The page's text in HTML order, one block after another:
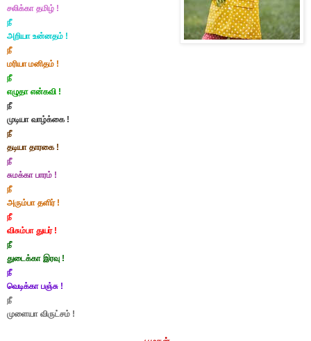
சலிக்கா தமிழ் !
நீ
அறியா உன்னதம் !
நீ
மரியாமனிதம் !
நீ
எழுதா என்கவி !
நீ
முடியா வாழ்க்கை !
நீ
தடியா தாரகை !
நீ
சுமக்கா பாரம் !
நீ
அரும்பா தளிர் !
நீ
விசும்பா துயர் !
நீ
துடைக்கா இரவு !
நீ
வெடிக்கா பஞ்சு !
நீ
முளையா விருட்சம் !